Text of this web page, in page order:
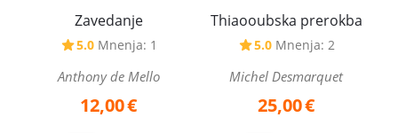
Zavedanje
5.0 Mnenja: 1
Anthony de Mello
12,00€
Thiaooubska prerokba
5.0 Mnenja: 2
Michel Desmarquet
25,00€